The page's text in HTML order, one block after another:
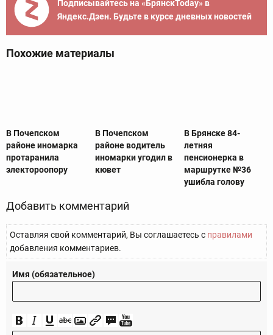
Подписывайтесь на «БрянскToday» в
Яндекс.Дзен. Будьте в курсе дневных новостей
Похожие материалы
В Почепском
районе иномарка
протаранила
электороопору
В Почепском
районе водитель
иномарки угодил в
кювет
В Брянске 84-
летняя
пенсионерка в
маршрутке №36
ушибла голову
Добавить комментарий
Оставляя свой комментарий, Вы соглашаетесь с правилами
добавления комментариев.
Имя (обязательное)